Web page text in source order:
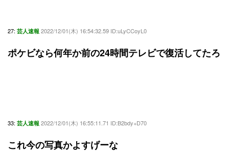
27: 芸人速報 2022/12/01(木) 16:54:32.59 ID:uLyCCoyL0
ポケビなら何年か前の24時間テレビで復活してたろ
33: 芸人速報 2022/12/01(木) 16:55:11.71 ID:B2bdy+D70
これ今の写真かよすげーな